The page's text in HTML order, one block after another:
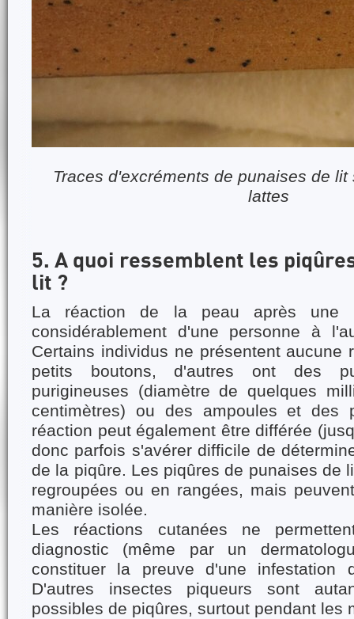
Traces d'excréments de punaises de
lattes
5. A quoi ressemblent les
lit ?
La réaction de la peau après une
considérablement d'une personne à
Certains individus ne présentent aucune
petits boutons, d'autres ont des
purigineuses (diamètre de quelques
centimètres) ou des ampoules et des
réaction peut également être différée
donc parfois s'avérer difficile de
de la piqûre. Les piqûres de punaises de
regroupées ou en rangées, mais
manière isolée.
Les réactions cutanées ne
diagnostic (même par un
constituer la preuve d'une infestation
D'autres insectes piqueurs sont
possibles de piqûres, surtout pendant les